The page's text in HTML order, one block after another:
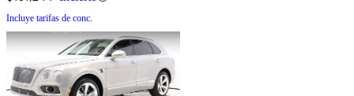
Incluye tarifas de conc.